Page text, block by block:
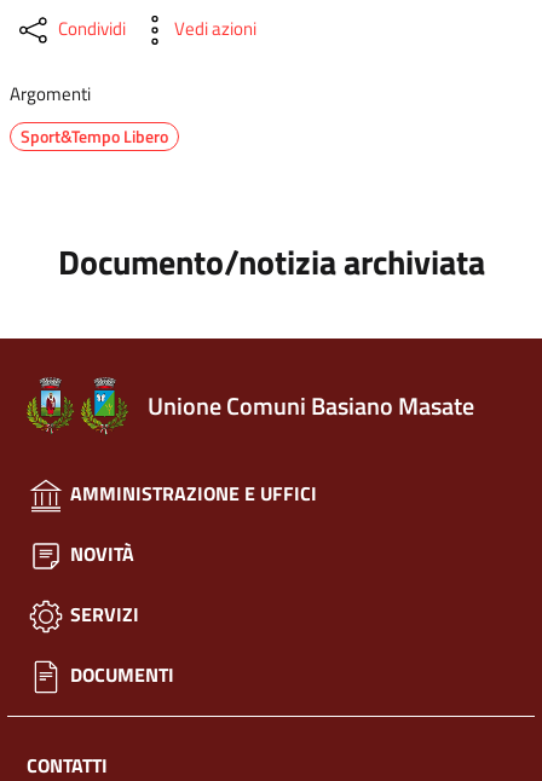
Condividi Vedi azioni
Argomenti
Sport&Tempo Libero
Documento/notizia archiviata
Unione Comuni Basiano Masate
AMMINISTRAZIONE E UFFICI
NOVITÀ
SERVIZI
DOCUMENTI
CONTATTI